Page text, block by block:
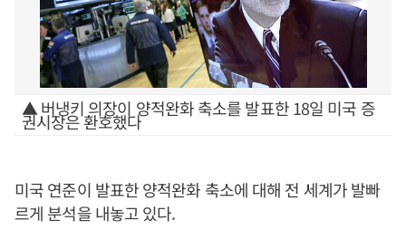
▲ 버냉키 의장이 양적완화 축소를 발표한 18일 미국 증
권시장은 환호했다
미국 연준이 발표한 양적완화 축소에 대해 전 세계가 발빠
르게 분석을 내놓고 있다.